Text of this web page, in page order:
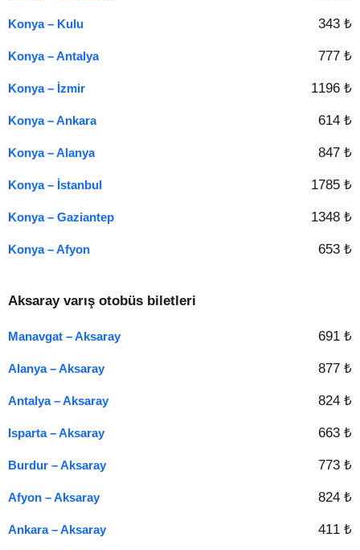
Konya – Kulu 343 ₺
Konya – Antalya 777 ₺
Konya – İzmir 1196 ₺
Konya – Ankara 614 ₺
Konya – Alanya 847 ₺
Konya – İstanbul 1785 ₺
Konya – Gaziantep 1348 ₺
Konya – Afyon 653 ₺
Aksaray varış otobüs biletleri
Manavgat – Aksaray 691 ₺
Alanya – Aksaray 877 ₺
Antalya – Aksaray 824 ₺
Isparta – Aksaray 663 ₺
Burdur – Aksaray 773 ₺
Afyon – Aksaray 824 ₺
Ankara – Aksaray 411 ₺